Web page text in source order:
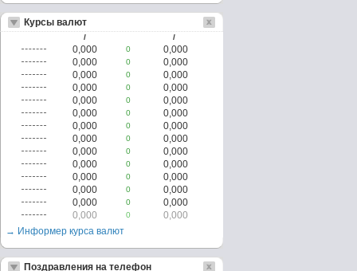
Курсы валют
/ /
0,000 0
0,000
0,000
0
0,000
0,000
0
0,000
0,000
0
0,000
0,000
0
0,000
0,000
0
0,000
0,000
0
0,000
0,000
0
0,000
0,000
0
0,000
0,000
0
0,000
0,000
0
0,000
0,000
0
0,000
0,000
0
0,000
0,000
0
0,000
→ Информер курса валют
Поздравления на телефон